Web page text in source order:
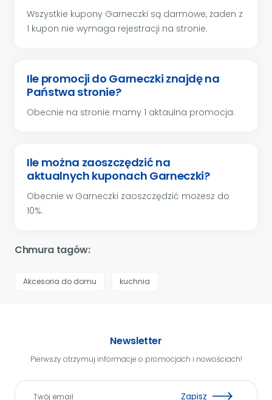
Wszystkie kupony Garneczki są darmowe, żaden z
1 kupon nie wymaga rejestracji na stronie.
Ile promocji do Garneczki znajdę na
Państwa stronie?
Obecnie na stronie mamy 1 aktaulna promocja.
Ile można zaoszczędzić na
aktualnych kuponach Garneczki?
Obecnie w Garneczki zaoszczędzić możesz do
10%.
Chmura tagów:
Akcesoria do domu kuchnia
Newsletter
Pierwszy otrzymuj informacje o promocjach i nowościach!
Zapisz